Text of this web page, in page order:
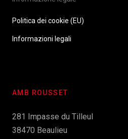
Politica dei cookie (EU)
Informazioni legali
AMB ROUSSET
281 Impasse du Tilleul
38470 Beaulieu